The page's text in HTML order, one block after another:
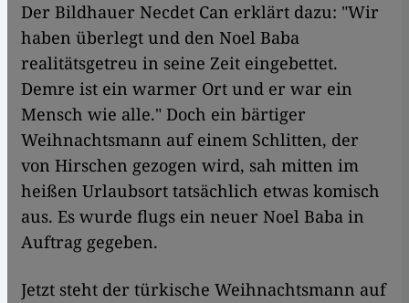
Der Bildhauer Necdet Can erklärt dazu: "Wir
haben überlegt und den Noel Baba
realitätsgetreu in seine Zeit eingebettet.
Demre ist ein warmer Ort und er war ein
Mensch wie alle." Doch ein bärtiger
Weihnachtsmann auf einem Schlitten, der
von Hirschen gezogen wird, sah mitten im
heißen Urlaubsort tatsächlich etwas komisch
aus. Es wurde flugs ein neuer Noel Baba in
Auftrag gegeben.
Jetzt steht der türkische Weihnachtsmann auf